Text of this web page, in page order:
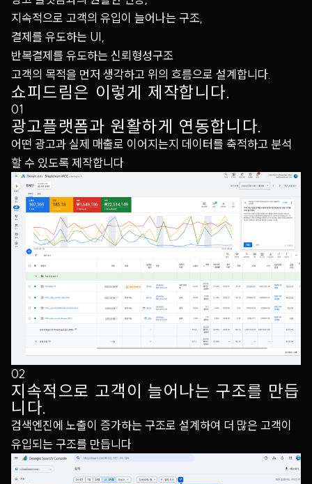
지속적으로 고객의 유입이 늘어나는 구조,
결제를 유도하는 UI,
반복결제를 유도하는 신뢰형성구조
고객의 목적을 먼저 생각하고 위의 흐름으로 설계합니다.
쇼피드림은 이렇게 제작합니다.
01
광고플랫폼과 원활하게 연동합니다.
어떤 광고과 실제 매출로 이어지는지 데이터를 축적하고 분석
할 수 있도록 제작합니다
02
지속적으로 고객이 늘어나는 구조를 만듭
니다.
검색엔진에 노출이 증가하는 구조로 설계하여 더 많은 고객이
유입되는 구조를 만듭니다